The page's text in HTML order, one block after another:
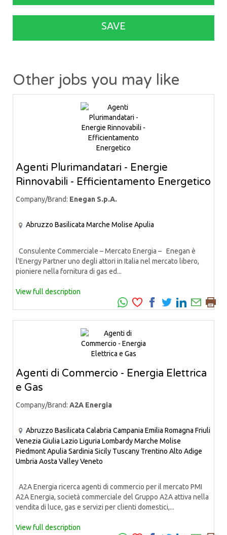
SAVE
Other jobs you may like
Agenti Plurimandatari - Energie
Rinnovabili - Efficientamento Energetico
Company/Brand: Enegan S.p.A.
Abruzzo Basilicata Marche Molise Apulia
Consulente Commerciale – Mercato Energia – Enegan è
l'Energy Partner uno degli attori in Italia nel mercato libero,
pioniere nella fornitura di gas ed...
View full description
Agenti di Commercio - Energia Elettrica
e Gas
Company/Brand: A2A Energia
Abruzzo Basilicata Calabria Campania Emilia Romagna Friuli
Venezia Giulia Lazio Liguria LombardyMarche Molise
PiedmontApulia Sardinia Sicily Tuscany Trentino Alto Adige
Umbria Aosta ValleyVeneto
A2A Energia ricerca agenti di commercio per il mercato PMI
A2A Energia, società commerciale del Gruppo A2A attiva nella
vendita di luce, gas e servizi per clienti domestici,...
View full description